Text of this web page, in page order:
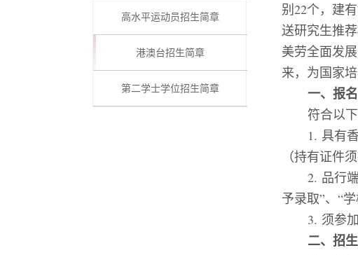
高水平运动员招生简章
港澳台招生简章
第二学士学位招生简章
别22个，建
送研究生推
美劳全面发
来，为国家
一、 报
符合以
1. 具有
（持有证件
2. 品行
予录取”、 “
3. 须参加
二、招